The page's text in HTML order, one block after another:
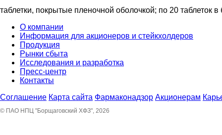
таблетки, покрытые пленочной оболочкой; по 20 таблеток в
О компании
Информация для акционеров и стейкхолдеров
Продукция
Рынки сбыта
Исследования и разработка
Пресс-центр
Контакты
Соглашение Карта сайта Фармаконадзор Акционерам
© ПАО НПЦ "Борщаговский ХФЗ", 2026